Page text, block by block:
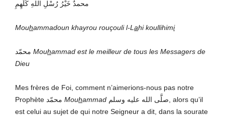
محمدٌ خَيْرُ رُسْلِ اللهِ كُلِّهِمِ
Mouhammadoun khayrou rouçouli l-L ahi koullihimi
Mouhammad est le meilleur de tous les Messagers de
Dieu
Mes frères de Foi, comment n’aimerions-nous pas notre
Mouhammad
est celui au sujet de qui notre Seigneur a dit, dans la sourate